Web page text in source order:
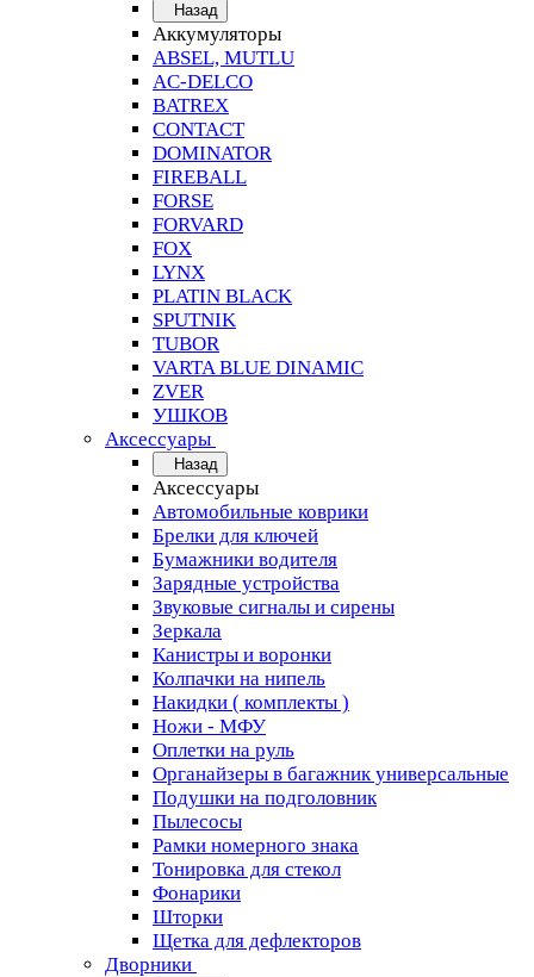
Назад
Аккумуляторы
ABSEL, MUTLU
AC-DELCO
BATREX
CONTACT
DOMINATOR
FIREBALL
FORSE
FORVARD
FOX
LYNX
PLATIN BLACK
SPUTNIK
TUBOR
VARTA BLUE DINAMIC
ZVER
УШКОВ
Аксессуары
Назад
Аксессуары
Автомобильные коврики
Брелки для ключей
Бумажники водителя
Зарядные устройства
Звуковые сигналы и сирены
Зеркала
Канистры и воронки
Колпачки на нипель
Накидки ( комплекты )
Ножи - МФУ
Оплетки на руль
Органайзеры в багажник универсальные
Подушки на подголовник
Пылесосы
Рамки номерного знака
Тонировка для стекол
Фонарики
Шторки
Щетка для дефлекторов
Дворники